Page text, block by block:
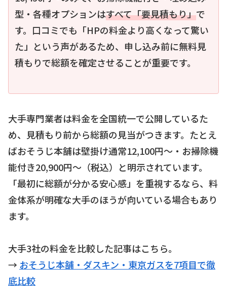
型・各種オプションはすべて「要見積もり」で
す。口コミでも「HPの料金より高くなって驚い
た」という声があるため、申し込み前に無料見
積もりで総額を確定させることが重要です。
大手専門業者は料金を全国統一で公開しているた
め、見積もり前から総額の見当がつきます。たとえ
ばおそうじ本舗は壁掛け通常12,100円〜・お掃除機
能付き20,900円〜（税込）と明示されています。
「最初に総額が分かる安心感」を重視するなら、料
金体系が明確な大手のほうが向いている場合もあり
ます。
大手3社の料金を比較した記事はこちら。
→ おそうじ本舗・ダスキン・東京ガスを7項目で徹
底比較